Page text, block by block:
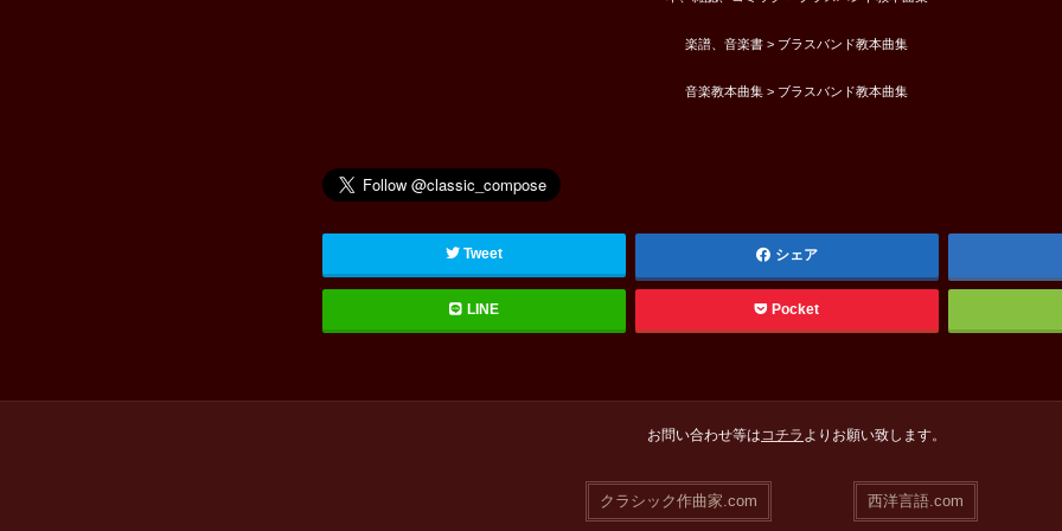
楽譜、音楽書 > ブラスバンド教本曲集
音楽教本曲集 > ブラスバンド教本曲集
Tweet シェア
LINE Pocket
お問い合わせ等は コチラ よりお願い致します。
クラシック作曲家.com 西洋言語.com